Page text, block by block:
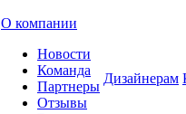
О компании
Новости
Команда
Партнеры
Отзывы
Дизайнерам